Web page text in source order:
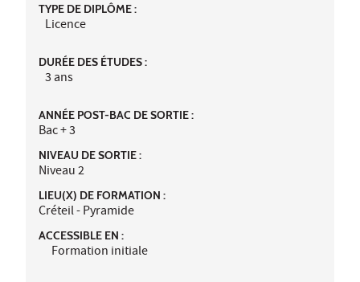
TYPE DE DIPLÔME :
Licence
DURÉE DES ÉTUDES :
3 ans
ANNÉE POST-BAC DE SORTIE :
Bac + 3
NIVEAU DE SORTIE :
Niveau 2
LIEU(X) DE FORMATION :
Créteil - Pyramide
ACCESSIBLE EN :
Formation initiale